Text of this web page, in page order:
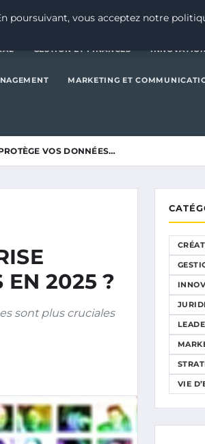
GENERAL
GESTION ET FINANCES
MARKETING ET
VOS DONNÉES…
EN 2025 ?
sont plus cruciales
VIE
poursuivant, vous acceptez notre